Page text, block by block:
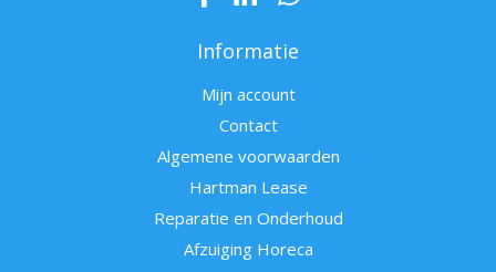
Informatie
Mijn account
Contact
Algemene voorwaarden
Hartman Lease
Reparatie en Onderhoud
Afzuiging Horeca